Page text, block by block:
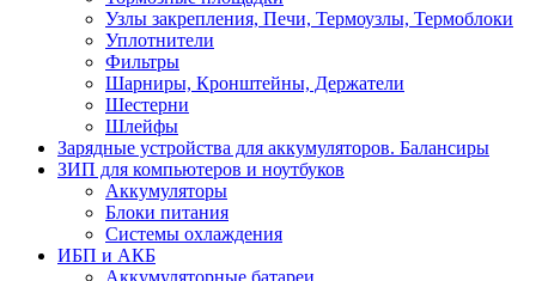
Узлы закрепления, Печи, Термоузлы, Термоблоки
Уплотнители
Фильтры
Шарниры, Кронштейны, Держатели
Шестерни
Шлейфы
Зарядные устройства для аккумуляторов. Балансиры
ЗИП для компьютеров и ноутбуков
Аккумуляторы
Блоки питания
Системы охлаждения
ИБП и АКБ
Аккумуляторные батареи